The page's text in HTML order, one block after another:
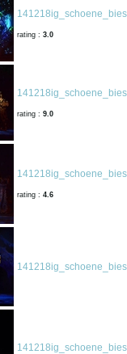
rating : 3.0
rating : 9.0
rating : 4.6